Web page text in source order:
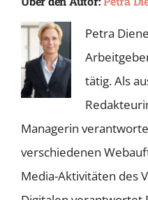
Petra
tätig. Als
Managerin
verschiedenen
Media-Aktivitäten des